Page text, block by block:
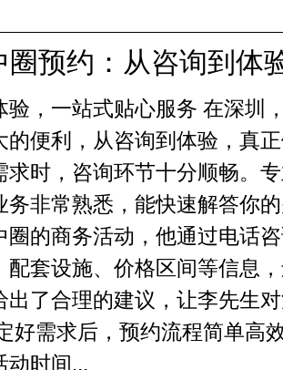
圈预约：从咨询到体
验，一站式贴心服务 在深圳
的便利，从咨询到体验，真
求时，咨询环节十分顺畅。
务非常熟悉，能快速解答你
圈的商务活动，他通过电话
配套设施、价格区间等信息
出了合理的建议，让李先生
好需求后，预约流程简单高
动时间...